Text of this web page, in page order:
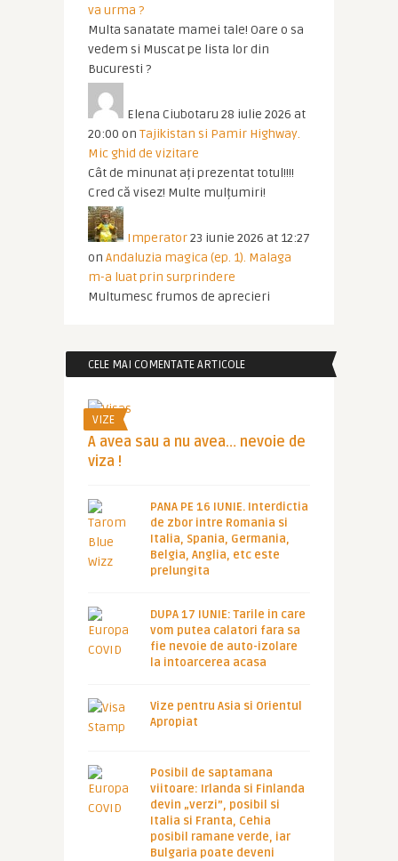
va urma ?
Multa sanatate mamei tale! Oare o sa
vedem si Muscat pe lista lor din
Bucuresti ?
Elena Ciubotaru 28 iulie 2026 at
20:00 on Tajikistan si Pamir Highway.
Mic ghid de vizitare
Cât de minunat ați prezentat totul!!!!
Cred că visez! Multe mulțumiri!
Imperator23 iunie 2026 at 12:27
on Andaluzia magica (ep. 1). Malaga
m-a luat prin surprindere
Multumesc frumos de aprecieri
CELE MAI COMENTATE ARTICOLE
VIZE
A avea sau a nu avea… nevoie de
viza !
PANA PE 16 IUNIE. Interdictia
de zbor intre Romania si
Italia, Spania, Germania,
Belgia, Anglia, etc este
prelungita
DUPA 17 IUNIE: Tarile in care
vom putea calatori fara sa
fie nevoie de auto-izolare
la intoarcerea acasa
Vize pentru Asia si Orientul
Apropiat
Posibil de saptamana
viitoare: Irlanda si Finlanda
devin „verzi”, posibil si
Italia si Franta, Cehia
posibil ramane verde, iar
Bulgaria poate deveni